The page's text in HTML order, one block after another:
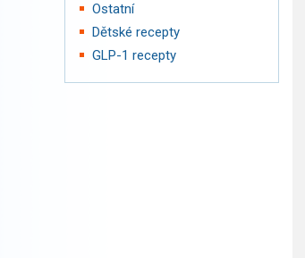
Ostatní
Dětské recepty
GLP-1 recepty